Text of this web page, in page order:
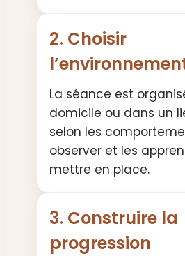
2. Choisir
La séance est
domicile ou dans un
selon les
observer et les
mettre en place.
3. Construire la
progression